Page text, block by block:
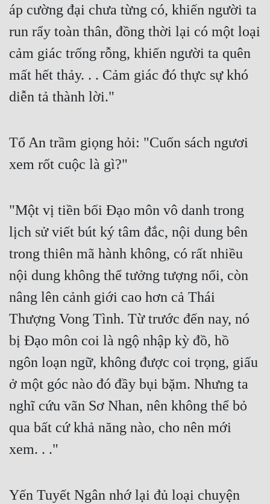
Dị Năng
Gia Đấu
Góc Nhìn Nam
Góc Nhìn Nữ
Huyền Huyễn
Huyền Ảo
Khoa Huyễn
Khoa Huyễn Không Gian
Kinh Dị
Kiếm Hiệp
Kỳ Huyễn
Kỳ Ảo
Linh Dị
Làm Giàu
Mạt Thế
áp cường đại chưa từng có, khiến người ta
run rẩy toàn thân, đồng thời lại có một loại
cảm giác trống rỗng, khiến người ta quên
mất hết thảy. . . Cảm giác đó thực sự khó
diễn tả thành lời."
Tổ An trầm giọng hỏi: "Cuốn sách ngươi
xem rốt cuộc là gì?"
"Một vị tiền bối Đạo môn vô danh trong
lịch sử viết bút ký tâm đắc, nội dung bên
trong thiên mã hành không, có rất nhiều
nội dung không thể tưởng tượng nổi, còn
nâng lên cảnh giới cao hơn cả Thái
Thượng Vong Tình. Từ trước đến nay, nó
bị Đạo môn coi là ngộ nhập kỳ đồ, hồ
ngôn loạn ngữ, không được coi trọng, giấu
ở một góc nào đó đầy bụi bặm. Nhưng ta
nghĩ cứu vãn Sơ Nhan, nên không thể bỏ
qua bất cứ khả năng nào, cho nên mới
xem. . ."
Yến Tuyết Ngân nhớ lại đủ loại chuyện